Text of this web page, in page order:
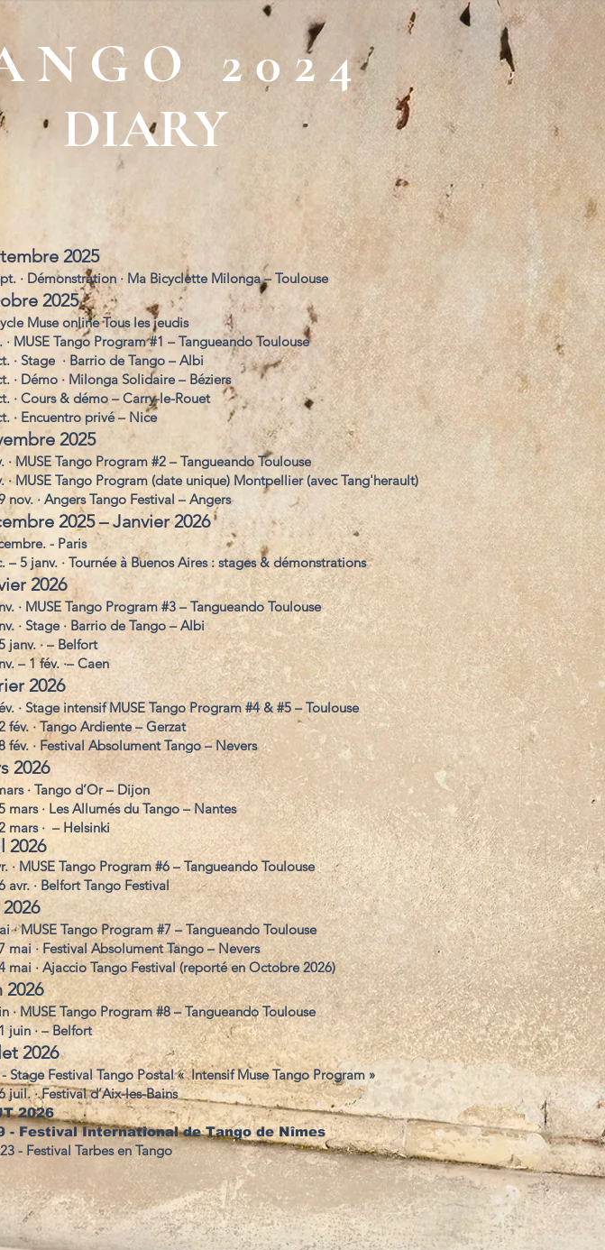
N G O 2 0 2 4
DIARY
2025
· Démonstration · Ma Bicyclette Milonga – Toulouse
2025
Muse online Tous les jeudis
· MUSE Tango Program #1 – Tangueando Toulouse
· Stage · Barrio de Tango – Albi
· Démo · Milonga Solidaire – Béziers
· Cours & démo – Carry-le-Rouet
· Encuentro privé – Nice
2025
· MUSE Tango Program #2 – Tangueando Toulouse
· MUSE Tango Program (date unique) Montpellier (avec Tang'herault)
nov. · Angers Tango Festival – Angers
2025 – Janvier 2026
- Paris
– 5 janv. · Tournée à Buenos Aires : stages & démonstrations
2026
· MUSE Tango Program #3 – Tangueando Toulouse
· Stage · Barrio de Tango – Albi
janv. · – Belfort
– 1 fév. ·– Caen
2026
· Stage intensif MUSE Tango Program #4 & #5 – Toulouse
fév. · Tango Ardiente – Gerzat
fév. · Festival Absolument Tango – Nevers
2026
· Tango d’Or – Dijon
mars · Les Allumés du Tango – Nantes
mars · – Helsinki
2026
· MUSE Tango Program #6 – Tangueando Toulouse
avr. · Belfort Tango Festival
· MUSE Tango Program #7 – Tangueando Toulouse
mai · Festival Absolument Tango – Nevers
mai · Ajaccio Tango Festival (reporté en Octobre 2026)
2026
· MUSE Tango Program #8 – Tangueando Toulouse
juin · – Belfort
2026
Stage Festival Tango Postal « Intensif Muse Tango Program »
juil. · Festival d’Aix-les-Bains
2026
- FestivalInternationalde Tango de Nîmes
- Festival Tarbes en Tango